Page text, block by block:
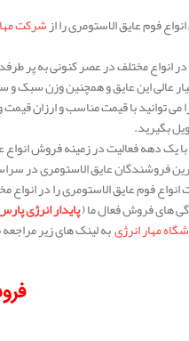
فوم عایق الاستومری را ازشرکت
در انواع مختلف در عصر کنونی به پر
عالی این عایق و همچنین وزن سبک
می توانید با قیمت مناسب و ارزان قیمت
بگیرید.
با یک دهه فعالیت در زمینه فروش انواع
فروشندگان عایق الاستومری در
انواع فوم عایق الاستومری را در انواع
پایدار انرژی
مهار انرژیبه لینک های زیر